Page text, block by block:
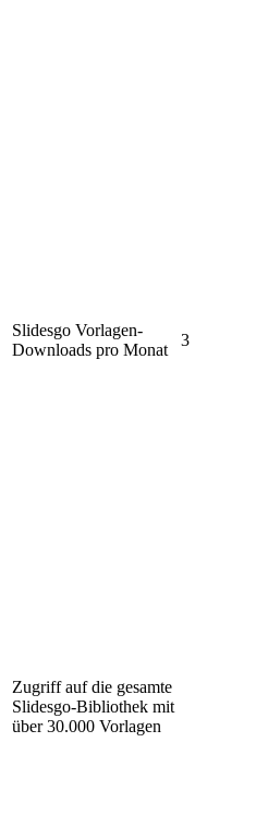
Slidesgo Vorlagen-
Downloads pro Monat
3
Zugriff auf die gesamte
Slidesgo-Bibliothek mit
über 30.000 Vorlagen